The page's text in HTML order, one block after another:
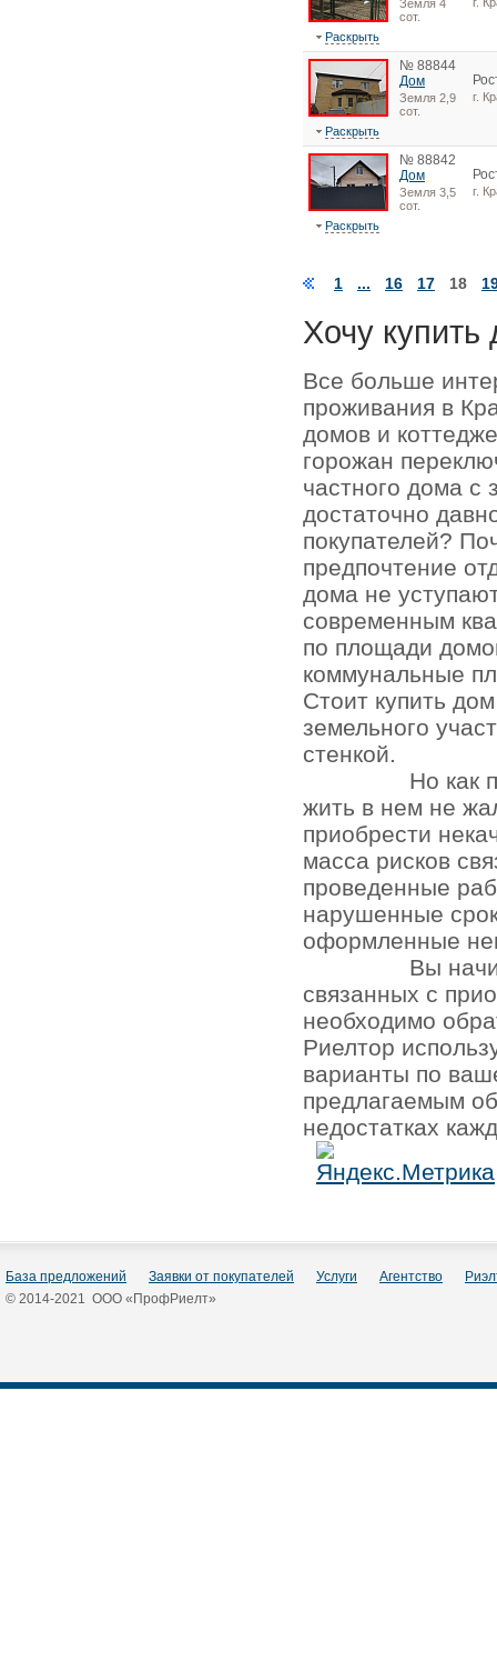
Земля 4
сот.
Раскрыть
№ 88844
Дом
Земля 2,9
сот.
г.
Раскрыть
№ 88842
Дом
Земля 3,5
сот.
г.
Раскрыть
1 ... 16 17 18
Хочу купить
Все больше
проживания в
домов и
горожан
частного дома с
достаточно
покупателей?
предпочтение
дома не
современным
по площади
коммунальные
Стоит купить
земельного
стенкой.
Но как
жить в нем не
приобрести
масса рисков
проведенные
нарушенные
оформленные
Вы
связанных с
необходимо
Риелтор
варианты по
предлагаемым
недостатках
База предложений Заявки от покупателей Услуги Агентство
© 2014-2021 ООО «ПрофРиелт»